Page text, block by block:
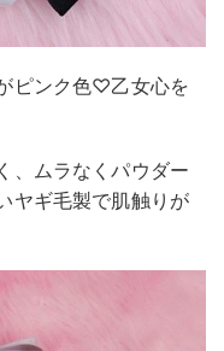
ピンク色♡乙女心を
、ムラなくパウダー
ヤギ毛製で肌触りが